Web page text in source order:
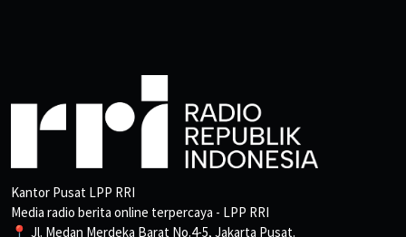
Kantor Pusat LPP RRI
Media radio berita online terpercaya - LPP RRI
📍 Jl. Medan Merdeka Barat No.4-5, Jakarta Pusat.